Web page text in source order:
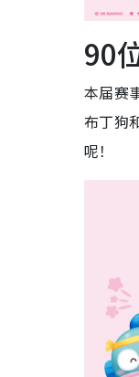
90
本届赛
布丁狗
呢！